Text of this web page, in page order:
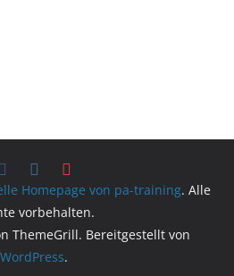
Homepage von pa-training. Alle
vorbehalten.
ThemeGrill. Bereitgestellt von
WordPress.